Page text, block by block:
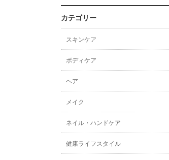
カテゴリー
スキンケア
ボディケア
ヘア
メイク
ネイル・ハンドケア
健康ライフスタイル